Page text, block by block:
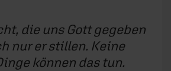
die uns Gott gegeben
nur er stillen. Keine
können das tun.